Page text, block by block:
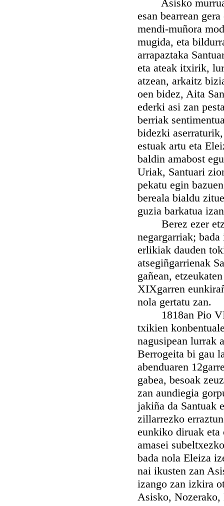
Asisko murruak
esan bearrean
mendi-muñora
mugida, eta
arrapaztaka
eta ateak itxirik,
atzean, arkaitz
oen bidez, Aita
ederki asi zan
berriak
bidezki
estuak artu eta
baldin amabost
Uriak, Santuari
pekatu egin
bereala bialdu
guzia barkatua
Berez ezer
negargarriak;
erlikiak dauden
atsegiñgarrienak
gañean,
XIXgarren
nola gertatu zan.
1818an Pio
txikien
nagusipean lurrak
Berrogeita bi gau
abenduaren
gabea, besoak
zan aundiegia
jakiña da Santuak
zillarrezko
eunkiko diruak eta
amasei
bada nola Eleiza
nai ikusten zan
izango zan izkira
Asisko, Nozerako,